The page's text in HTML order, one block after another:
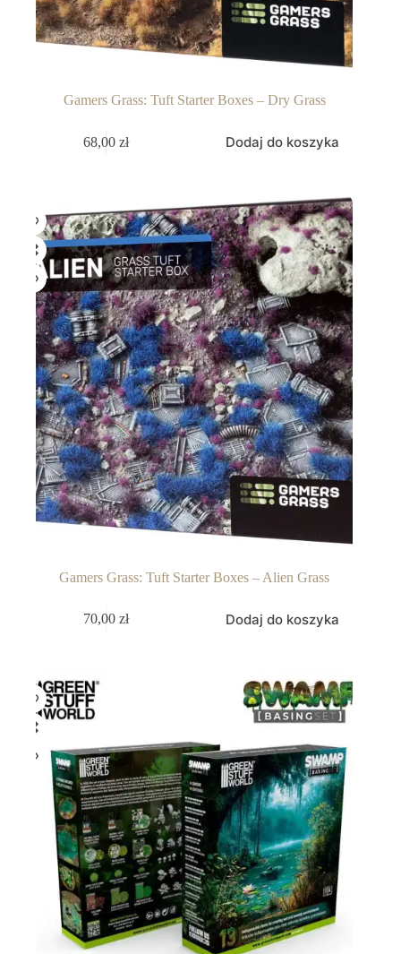
Gamers Grass: Tuft Starter Boxes – Dry Grass
68,00zł Dodaj do koszyka
Gamers Grass: Tuft Starter Boxes – Alien Grass
70,00zł Dodaj do koszyka